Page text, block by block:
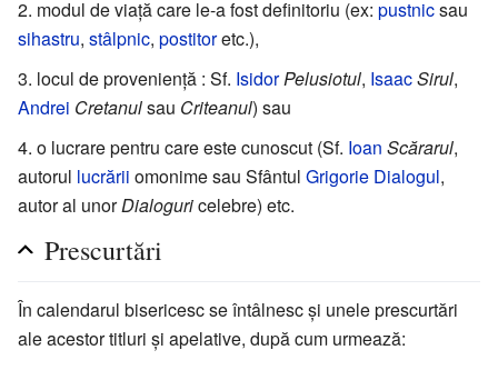
modul de viață care le-a fost definitoriu (ex: pustnicsau
sihastru, stâlpnic, postitoretc.),
locul de proveniență : Sf. IsidorPelusiotul, IsaacSirul,
Andrei Cretanulsau Criteanul) sau
o lucrare pentru care este cunoscut (Sf. Ioan Scărarul,
autorul lucrării omonime sau Sfântul Grigorie Dialogul,
autor al unorDialoguricelebre) etc.
Prescurtări
În calendarul bisericesc se întâlnesc și unele prescurtări
ale acestor titluri și apelative, după cum urmează: